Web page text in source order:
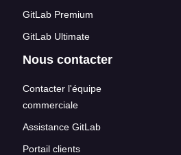
GitLab Premium
GitLab Ultimate
Nous contacter
Contacter l'équipe
commerciale
Assistance GitLab
Portail clients